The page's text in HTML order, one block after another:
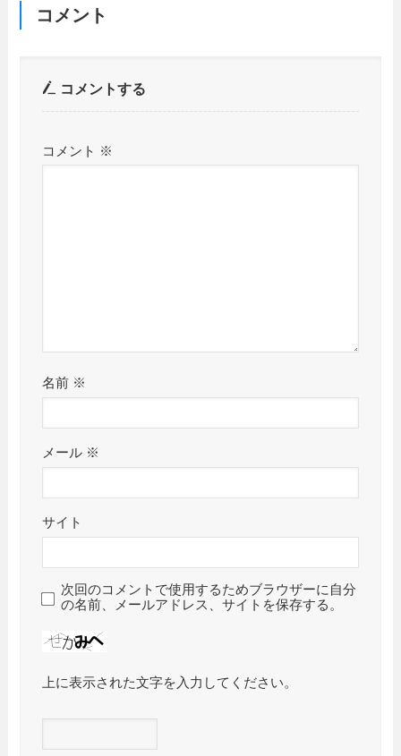
コメント
コメントする
コメント ※
名前 ※
メール ※
サイト
次回のコメントで使用するためブラウザーに自分
の名前、メールアドレス、サイトを保存する。
上に表示された文字を入力してください。